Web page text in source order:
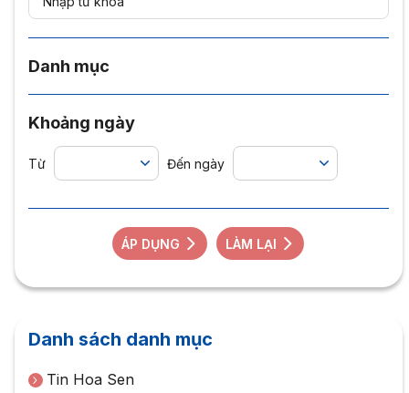
Danh mục
Khoảng ngày
Từ Đến ngày
ÁP DỤNG LÀM LẠI
Danh sách danh mục
Tin Hoa Sen